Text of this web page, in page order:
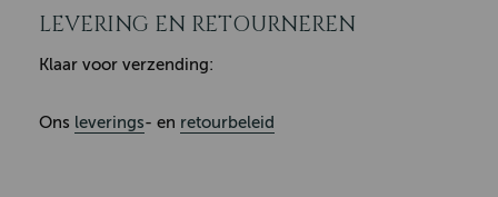
LEVERING EN RETOURNEREN
Klaar voor verzending:
Ons leverings- en retourbeleid